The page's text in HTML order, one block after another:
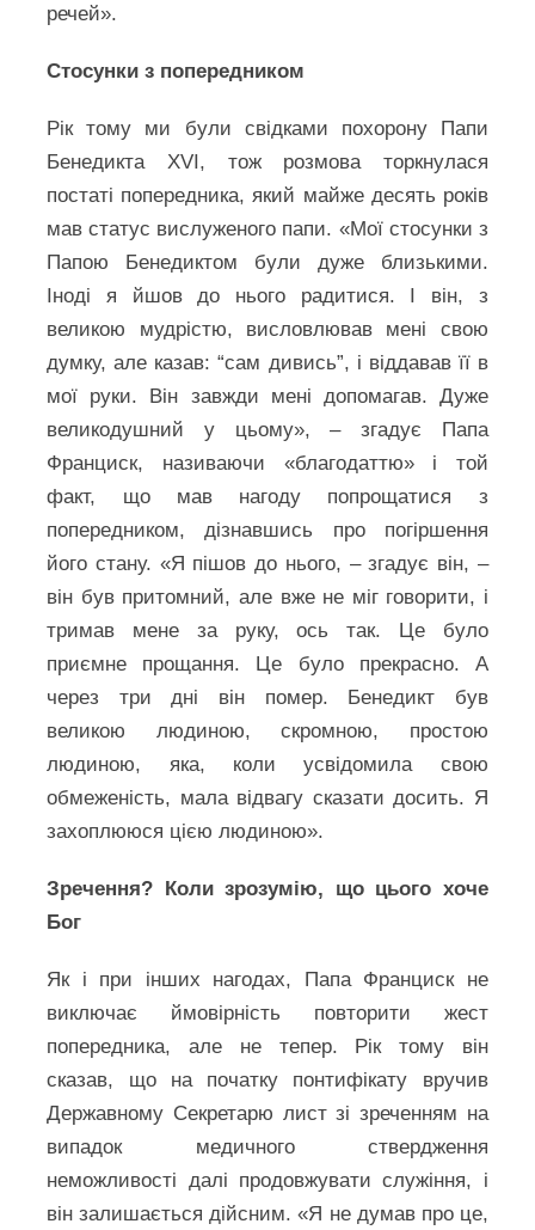
речей».
Стосунки з попередником
Рік тому ми були свідками похорону Папи
Бенедикта XVI, тож розмова торкнулася
постаті попередника, який майже десять років
мав статус вислуженого папи. «Мої стосунки з
Папою Бенедиктом були дуже близькими.
Іноді я йшов до нього радитися. І він, з
великою мудрістю, висловлював мені свою
думку, але казав: “сам дивись”, і віддавав її в
мої руки. Він завжди мені допомагав. Дуже
великодушний у цьому», – згадує Папа
Франциск, називаючи «благодаттю» і той
факт, що мав нагоду попрощатися з
попередником, дізнавшись про погіршення
його стану. «Я пішов до нього, – згадує він, –
він був притомний, але вже не міг говорити, і
тримав мене за руку, ось так. Це було
приємне прощання. Це було прекрасно. А
через три дні він помер. Бенедикт був
великою людиною, скромною, простою
людиною, яка, коли усвідомила свою
обмеженість, мала відвагу сказати досить. Я
захоплююся цією людиною».
Зречення? Коли зрозумію, що цього хоче
Бог
Як і при інших нагодах, Папа Франциск не
виключає ймовірність повторити жест
попередника, але не тепер. Рік тому він
сказав, що на початку понтифікату вручив
Державному Секретарю лист зі зреченням на
випадок медичного ствердження
неможливості далі продовжувати служіння, і
він залишається дійсним. «Я не думав про це,